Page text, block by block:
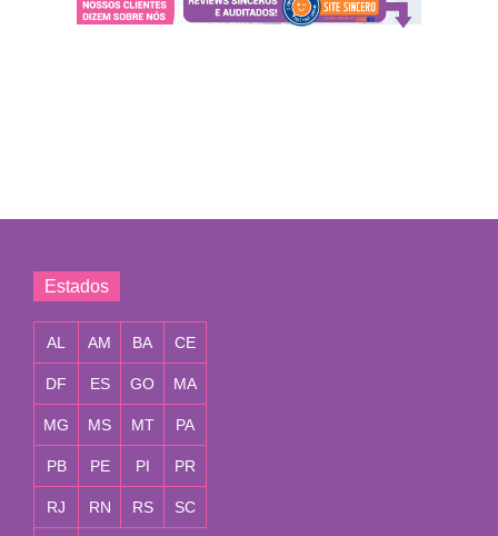
Estados
AL AM BA CE
DF ES GO MA
MG MS MT PA
PB PE PI PR
RJ RN RS SC